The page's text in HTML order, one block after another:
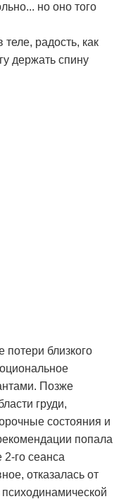
но оно того
теле, радость, как
держать спину
потери близкого
Позже
груди,
состояния и
попала
го сеанса
отказалась от
психодинамической